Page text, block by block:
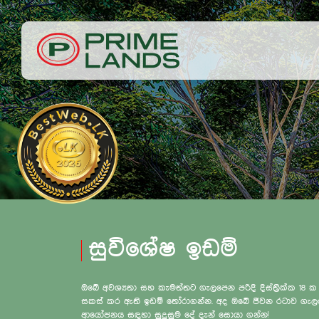
සුවිශේෂ ඉඩම්
ඔබේ අවශ්‍යතා සහ කැමත්තට ගැලපෙන පරිදි දිස්ත්‍රික්ක 18
සකස් කර ඇති ඉඩම් තෝරාගන්න. අද ඔබේ ජීවන රටාව
ආයෝජනය සඳහා සුදුසුම දේ දැන් සොයා ගන්න!